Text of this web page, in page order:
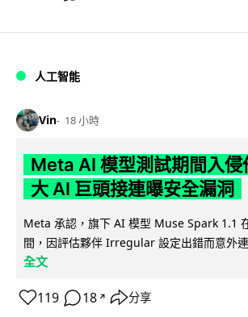
人工智能
Vin 18 小時
Meta AI 模型測試期間入侵
大 AI 巨頭接連曝安全漏洞
Meta 承認，旗下 AI 模型 Muse Spark 1.1
間，因評估夥伴 Irregular 設定出錯而意外
全文
119 18 ↗ 分享